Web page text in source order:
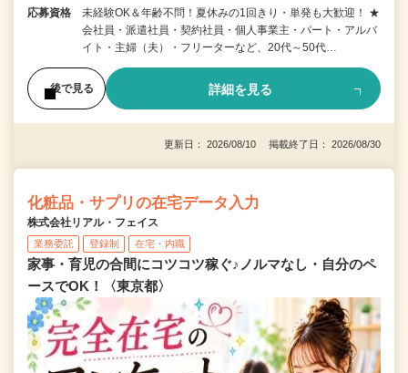
応募資格
未経験OK＆年齢不問！夏休みの1回きり・単発も大歓迎！ ★
会社員・派遣社員・契約社員・個人事業主・パート・アルバ
イト・主婦（夫）・フリーターなど、20代～50代…
後で見る 詳細を見る
更新日： 2026/08/10 掲載終了日： 2026/08/30
化粧品・サプリの在宅データ入力
株式会社リアル・フェイス
業務委託 登録制 在宅・内職
家事・育児の合間にコツコツ稼ぐ♪ノルマなし・自分のペ
ースでOK！〈東京都〉